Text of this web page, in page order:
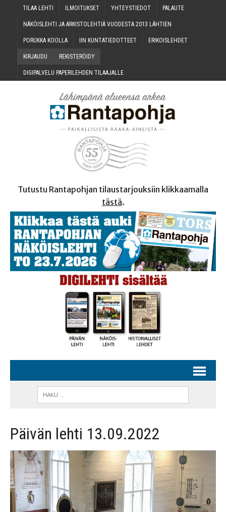
TILAA LEH­TI ILMOI­TUK­SET YHTEYS­TIE­DOT PALAU­TE
NÄKÖIS­LEH­TI JA ARKIS­TO­LEH­TIÄ VUO­DES­TA 2013 LÄHTIEN
PORUK­KA KOOLLA IIN KUN­TA­TIE­DOT­TEET ERI­KOIS­LEH­DET
KIR­JAU­DU REKIS­TE­RÖI­DY
DIGI­PAL­VE­LU PAPE­RI­LEH­DEN TILAAJALLE
Tutustu Rantapohjan tilaustarjouksiin klikkaamalla
tästä.
Päivän lehti 13.09.2022